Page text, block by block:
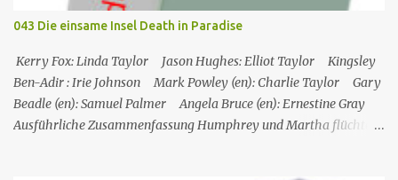
um es zu holen. Ursprung des Titels: Nachdem Ray am Auge
gebissen hat, sagt er "nettes Auge", und Ray antwortet mit "nettes
Gesicht". Ray Sho...
043 Die einsame Insel Death in Paradise
Kerry Fox: Linda Taylor Jason Hughes: Elliot Taylor Kingsley
Ben-Adir : Irie Johnson Mark Powley (en): Charlie Taylor Gary
Beadle (en): Samuel Palmer Angela Bruce (en): Ernestine Gray
Ausführliche Zusammenfassung Humphrey und Martha flüchten